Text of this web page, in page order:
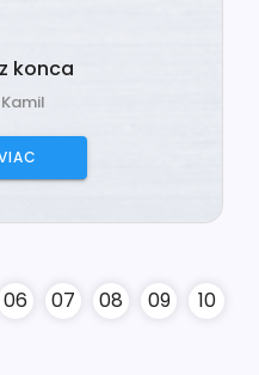
konca
06 07 08 09 10